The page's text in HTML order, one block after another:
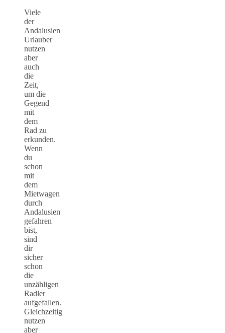
Viele
der
Andalusien
Urlauber
nutzen
aber
auch
die
Zeit,
um die
Gegend
mit
dem
Rad zu
erkunden.
Wenn
du
schon
mit
dem
Mietwagen
durch
Andalusien
gefahren
bist,
sind
dir
sicher
schon
die
unzähligen
Radler
aufgefallen.
Gleichzeitig
nutzen
aber